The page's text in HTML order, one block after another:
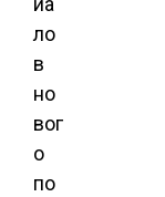
ло
в
но
вог
о
по